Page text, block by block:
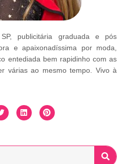
publicitária graduada e pós
e apaixonadíssima por moda,
entediada bem rapidinho com as
várias ao mesmo tempo. Vivo à